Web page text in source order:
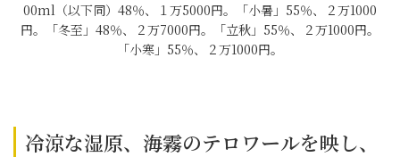
00ml（以下同）48％、１万5000円。「小暑」55％、２万1000
円。「冬至」48％、２万7000円。「立秋」55％、２万1000円。
「小寒」55％、２万1000円。
冷涼な湿原、海霧のテロワールを映し、